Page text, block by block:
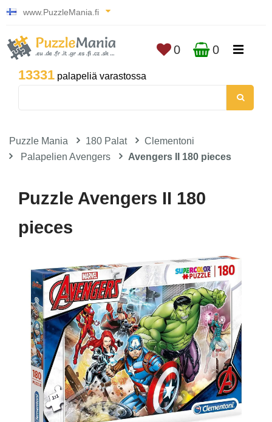
www.PuzzleMania.fi
13331 palapeliä varastossa
0 0
Puzzle Mania 180 Palat
Clementoni
Palapelien Avengers
Avengers II 180 pieces
Puzzle Avengers II 180
pieces